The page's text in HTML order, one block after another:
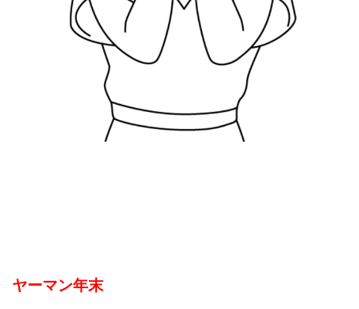
ヤーマン年末